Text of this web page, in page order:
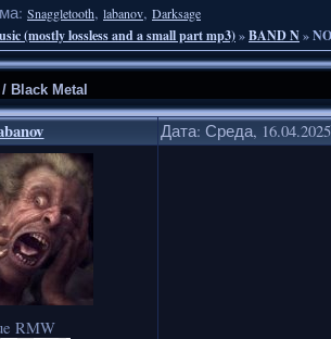
Snaggletooth, labanov, Darksage
(mostly lossless and a small part mp3)»BAND N»
/ Black Metal
Дата: Среда,
RMW